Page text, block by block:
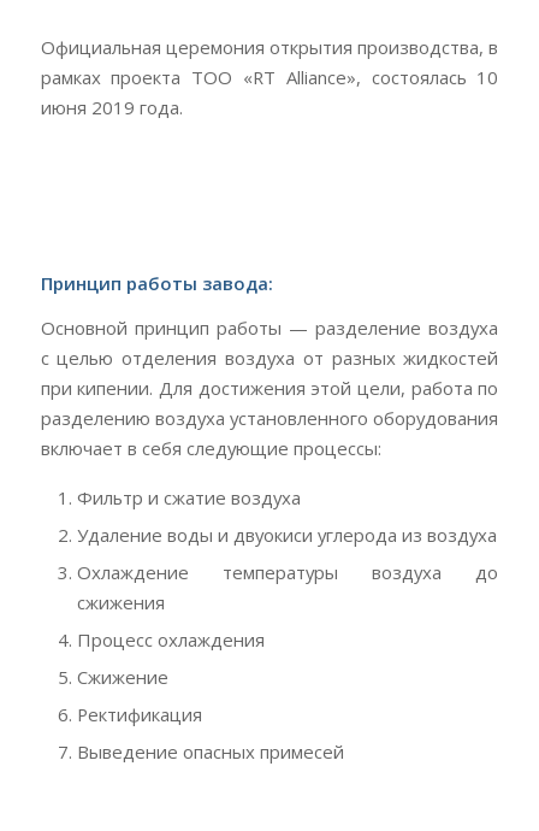
Официальная церемония открытия производства, в
рамках проекта ТОО «RT Alliance», состоялась 10
июня 2019 года.
Принцип работы завода:
Основной принцип работы — разделение воздуха
с целью отделения воздуха от разных жидкостей
при кипении. Для достижения этой цели, работа по
разделению воздуха установленного оборудования
включает в себя следующие процессы:
Фильтр и сжатие воздуха
Удаление воды и двуокиси углерода из воздуха
Охлаждение температуры воздуха до
сжижения
Процесс охлаждения
Сжижение
Ректификация
Выведение опасных примесей